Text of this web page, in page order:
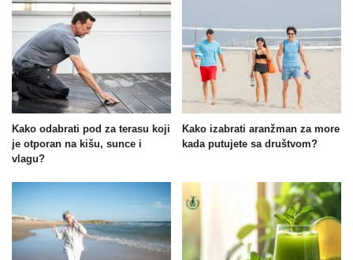
Kako odabrati pod za terasu koji
je otporan na kišu, sunce i
vlagu?
Kako izabrati aranžman za more
kada putujete sa društvom?